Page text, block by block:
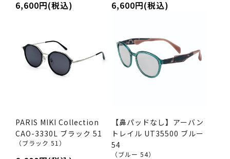
6,600円(税込) 6,600円(税込)
PARIS MIKI Collection
CAO-3330L ブラック 51
（ブラック 51）
【鼻パッドなし】アーバン
トレイル UT35500 ブルー
54
（ブルー 54）